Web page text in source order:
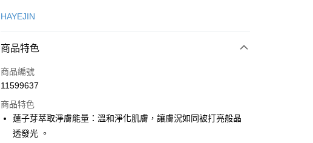
信用卡一次付款
Apple Pay
街口支付
悠遊付
HAYEJIN
商品特色
商品編號
11599637
商品特色
蓮子芽萃取淨膚能量：溫和淨化肌膚，讓膚況如同被打亮般晶
透發光 。